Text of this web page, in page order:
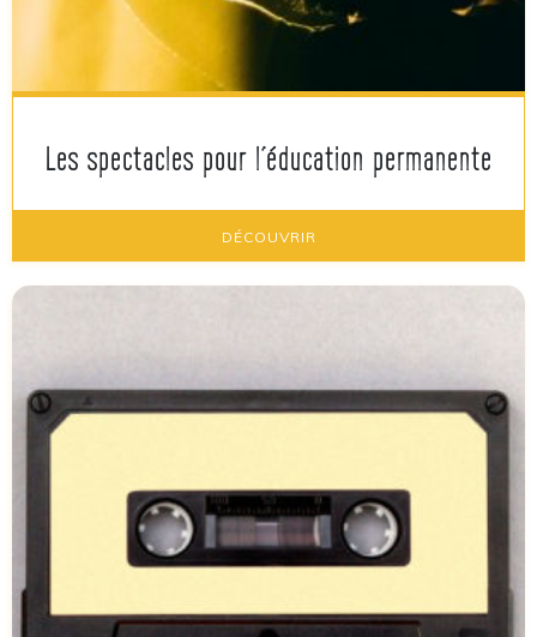
Les spectacles pour l’éducation permanente
DÉCOUVRIR